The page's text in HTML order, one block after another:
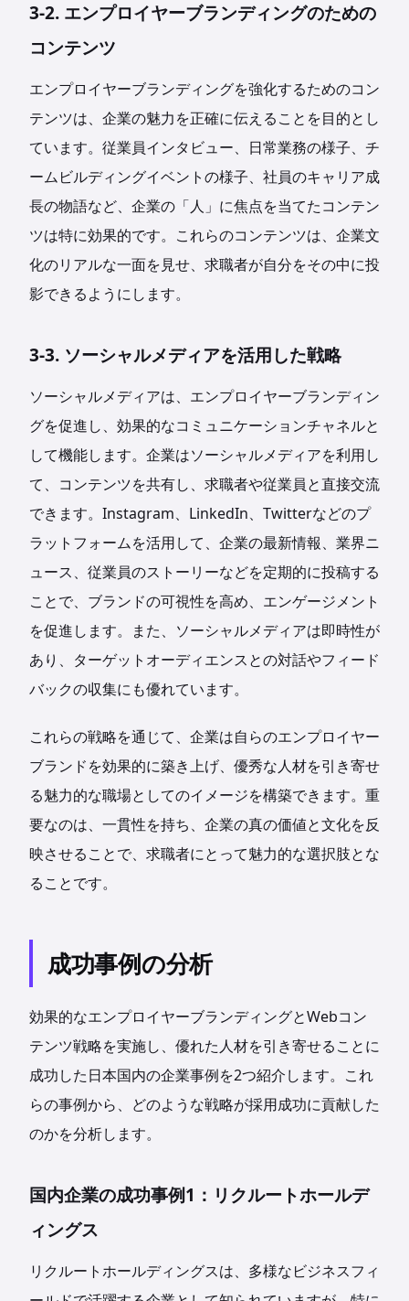
3-2. エンプロイヤーブランディングのための
コンテンツ
エンプロイヤーブランディングを強化するためのコン
テンツは、企業の魅力を正確に伝えることを目的とし
ています。従業員インタビュー、日常業務の様子、チ
ームビルディングイベントの様子、社員のキャリア成
長の物語など、企業の「人」に焦点を当てたコンテン
ツは特に効果的です。これらのコンテンツは、企業文
化のリアルな一面を見せ、求職者が自分をその中に投
影できるようにします。
3-3. ソーシャルメディアを活用した戦略
ソーシャルメディアは、エンプロイヤーブランディン
グを促進し、効果的なコミュニケーションチャネルと
して機能します。企業はソーシャルメディアを利用し
て、コンテンツを共有し、求職者や従業員と直接交流
できます。Instagram、LinkedIn、Twitterなどのプ
ラットフォームを活用して、企業の最新情報、業界ニ
ュース、従業員のストーリーなどを定期的に投稿する
ことで、ブランドの可視性を高め、エンゲージメント
を促進します。また、ソーシャルメディアは即時性が
あり、ターゲットオーディエンスとの対話やフィード
バックの収集にも優れています。
これらの戦略を通じて、企業は自らのエンプロイヤー
ブランドを効果的に築き上げ、優秀な人材を引き寄せ
る魅力的な職場としてのイメージを構築できます。重
要なのは、一貫性を持ち、企業の真の価値と文化を反
映させることで、求職者にとって魅力的な選択肢とな
ることです。
成功事例の分析
効果的なエンプロイヤーブランディングとWebコン
テンツ戦略を実施し、優れた人材を引き寄せることに
成功した日本国内の企業事例を2つ紹介します。これ
らの事例から、どのような戦略が採用成功に貢献した
のかを分析します。
国内企業の成功事例1：リクルートホールデ
ィングス
リクルートホールディングスは、多様なビジネスフィ